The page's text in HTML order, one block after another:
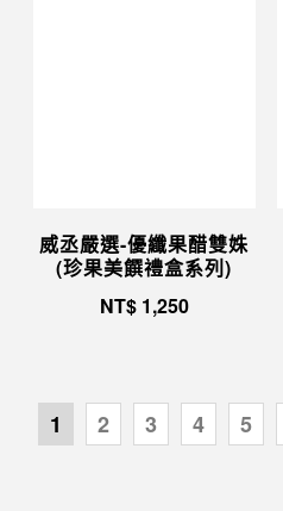
威丞嚴選-優纖果醋雙姝
(珍果美饌禮盒系列)
NT$ 1,250
1 2 3 4 5